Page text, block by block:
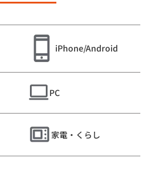
iPhone/Android
PC
家電・くらし